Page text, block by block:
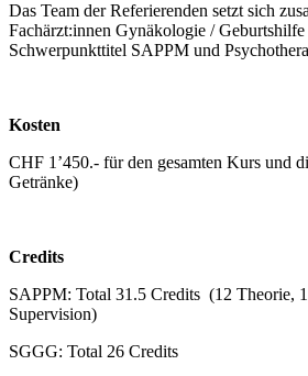
Das Team der Referierenden setzt sich
Fachärzt:innen Gynäkologie /
Schwerpunkttitel SAPPM und
Kosten
CHF 1’450.- für den gesamten Kurs und
Getränke)
Credits
SAPPM: Total 31.5 Credits (12 Theorie,
Supervision)
SGGG: Total 26 Credits